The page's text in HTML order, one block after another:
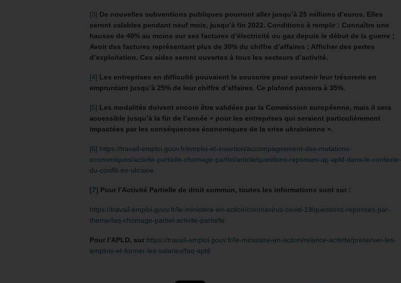
[3] De nouvelles subventions publiques pourront aller jusqu’à 25 millions d’euros. Elles
seront valables pendant neuf mois, jusqu’à fin 2022. Conditions à remplir : Connaître une
hausse de 40% au moins sur ses factures d’électricité ou gaz depuis le début de la guerre ;
Avoir des factures représentant plus de 30% du chiffre d’affaires ; Afficher des pertes
d’exploitation. Ces aides seront ouvertes à tous les secteurs d’activité.
[4] Les entreprises en difficulté pouvaient le souscrire pour soutenir leur trésorerie en
empruntant jusqu’à 25% de leur chiffre d’affaires. Ce plafond passera à 35%.
[5] Les modalités doivent encore être validées par la Commission européenne, mais il sera
accessible jusqu’à la fin de l’année « pour les entreprises qui seraient particulièrement
impactées par les conséquences économiques de la crise ukrainienne ».
[6] https://travail-emploi.gouv.fr/emploi-et-insertion/accompagnement-des-mutations-
economiques/activite-partielle-chomage-partiel/article/questions-reponses-ap-apld-dans-le-contexte-
du-conflit-en-ukraine
[7] Pour l’Activité Partielle de droit commun, toutes les informations sont sur :
https://travail-emploi.gouv.fr/le-ministere-en-action/coronavirus-covid-19/questions-reponses-par-
theme/faq-chomage-partiel-activite-partielle
Pour l’APLD, sur https://travail-emploi.gouv.fr/le-ministere-en-action/relance-activite/preserver-les-
emplois-et-former-les-salaries/faq-apld